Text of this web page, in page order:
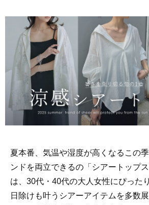
夏本番、気温や湿度が高くなるこの
ンドを両立できるの「シアートップ
は、30代・40代の大人女性にぴった
日除けも叶うシアーアイテムを多数